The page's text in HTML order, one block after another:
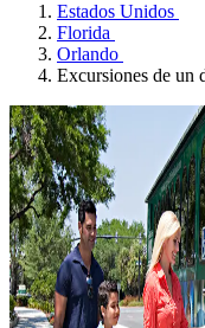
Estados Unidos
Florida
Orlando
Excursiones de un